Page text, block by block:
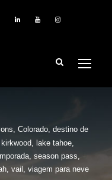
, Colorado, destino de
kirkwood lake tahoe
season pass
vail viagem para neve